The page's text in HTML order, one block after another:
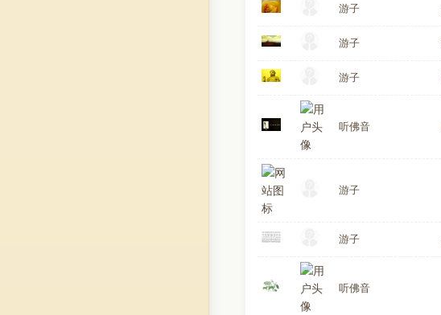
游子
游子
游子
听佛音
游子
游子
听佛音